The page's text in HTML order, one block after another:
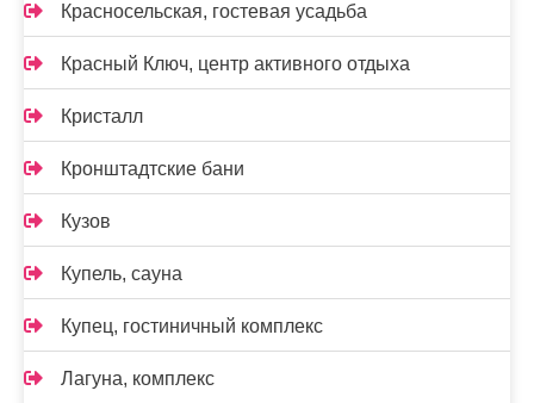
Красносельская, гостевая усадьба
Красный Ключ, центр активного отдыха
Кристалл
Кронштадтские бани
Кузов
Купель, сауна
Купец, гостиничный комплекс
Лагуна, комплекс